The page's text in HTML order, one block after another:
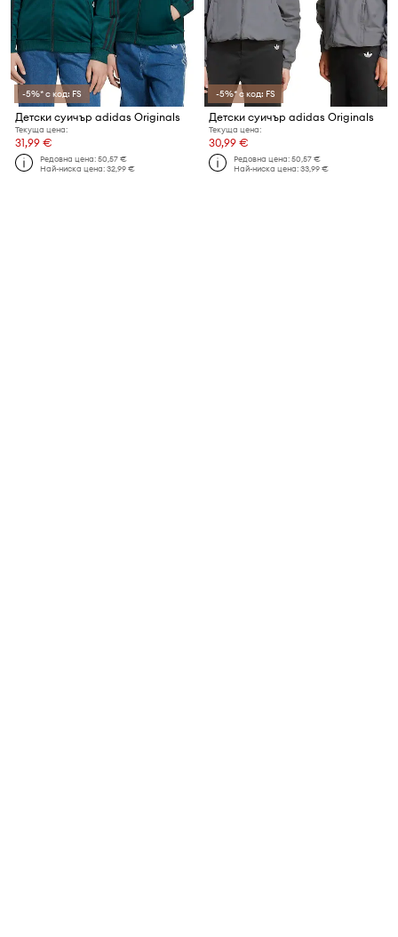
-5%* с код: FS
Детски суичър adidas Originals
Текуща цена:
31,99 €
Редовна цена:50,57 €
Най-ниска цена:32,99 €
-5%* с код: FS
Детски суичър adidas Originals
Текуща цена:
30,99 €
Редовна цена:50,57 €
Най-ниска цена:33,99 €